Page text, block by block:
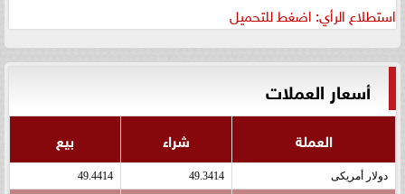
استطلاع الرأي: اضغط للتحميل
أسعار العملات
العملة شراء بيع
دولار أمريكى 49.3414
49.4414